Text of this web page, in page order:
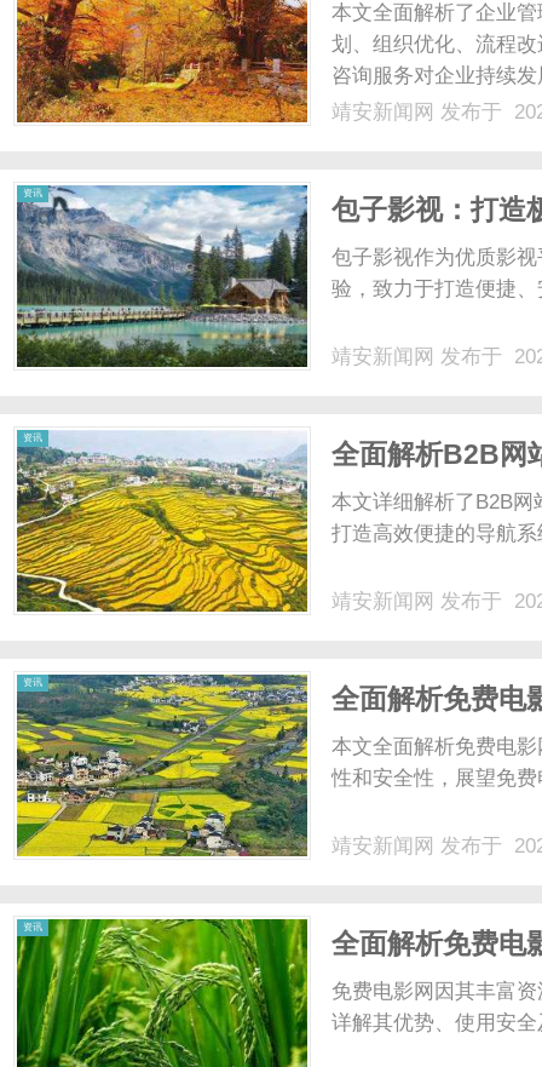
本文全面解析了企业
划、组织优化、流程
咨询服务对企业持续
靖安新闻网 发布于
资讯
包子影视：打造
包子影视作为优质影
验，致力于打造便捷
靖安新闻网 发布于
资讯
全面解析B2B网
本文详细解析了B2B
打造高效便捷的导航
靖安新闻网 发布于
资讯
全面解析免费电
验
本文全面解析免费电
性和安全性，展望免
靖安新闻网 发布于
资讯
全面解析免费电
体验
免费电影网因其丰富
详解其优势、使用安